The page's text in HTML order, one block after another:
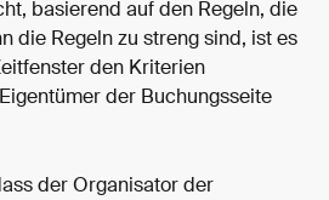
basierend auf den Regeln, die
die Regeln zu streng sind, ist es
den Kriterien
der Buchungsseite
der Organisator der